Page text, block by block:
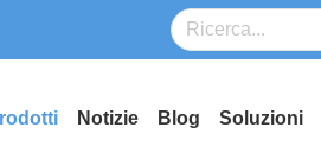
Notizie Blog Soluzioni